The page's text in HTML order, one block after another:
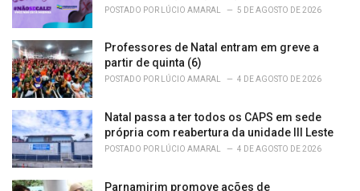
POSTADO POR LÚCIO AMARAL 5 DE AGOSTO DE 2026
Professores de Natal entram em greve a
partir de quinta (6)
POSTADO POR LÚCIO AMARAL 4 DE AGOSTO DE 2026
Natal passa a ter todos os CAPS em sede
própria com reabertura da unidade III Leste
POSTADO POR LÚCIO AMARAL 4 DE AGOSTO DE 2026
Parnamirim promove ações de